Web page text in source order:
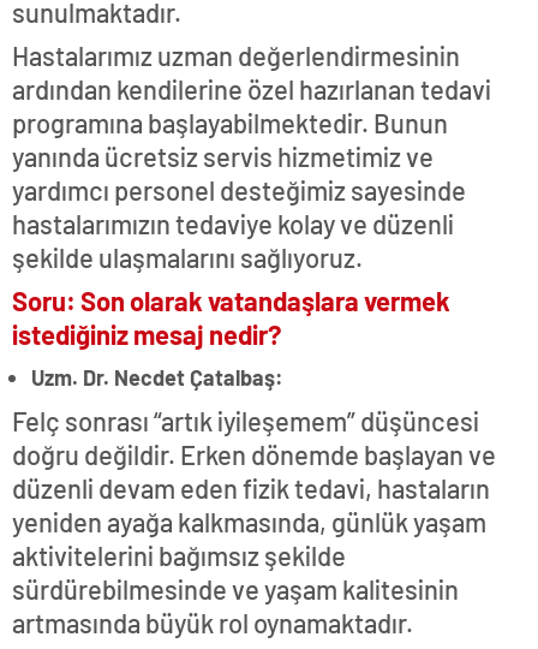
sunulmaktadır.
Hastalarımız uzman değerlendirmesinin
ardından kendilerine özel hazırlanan tedavi
programına başlayabilmektedir. Bunun
yanında ücretsiz servis hizmetimiz ve
yardımcı personel desteğimiz sayesinde
hastalarımızın tedaviye kolay ve düzenli
şekilde ulaşmalarını sağlıyoruz.
Soru: Son olarak vatandaşlara vermek
istediğiniz mesaj nedir?
Uzm. Dr. Necdet Çatalbaş:
Felç sonrası “artık iyileşemem” düşüncesi
doğru değildir. Erken dönemde başlayan ve
düzenli devam eden fizik tedavi, hastaların
yeniden ayağa kalkmasında, günlük yaşam
aktivitelerini bağımsız şekilde
sürdürebilmesinde ve yaşam kalitesinin
artmasında büyük rol oynamaktadır.